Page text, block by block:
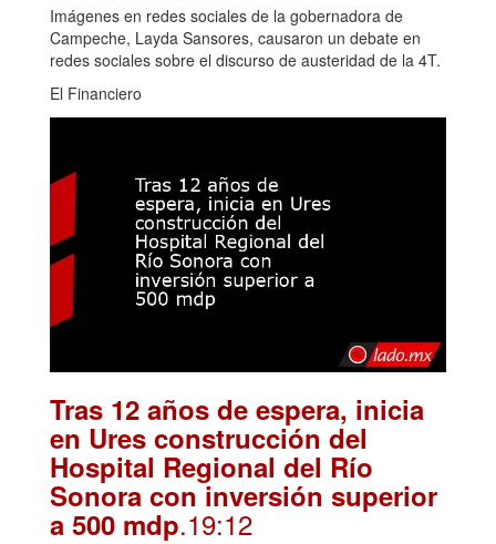
Imágenes en redes sociales de la gobernadora de
Campeche, Layda Sansores, causaron un debate en
redes sociales sobre el discurso de austeridad de la 4T.
El Financiero
Tras 12 años de espera, inicia
en Ures construcción del
Hospital Regional del Río
Sonora con inversión superior
a 500 mdp.19:12